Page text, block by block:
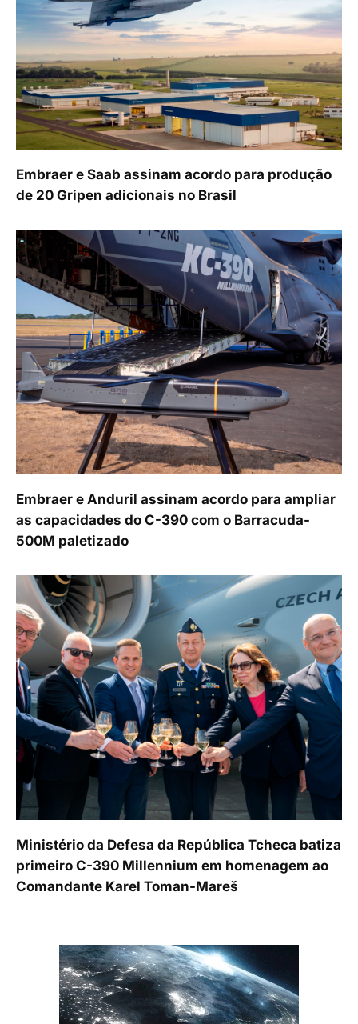
Embraer e Saab assinam acordo para produção
de 20 Gripen adicionais no Brasil
Embraer e Anduril assinam acordo para ampliar
as capacidades do C-390 com o Barracuda-
500M paletizado
Ministério da Defesa da República Tcheca batiza
primeiro C-390 Millennium em homenagem ao
Comandante Karel Toman-Mareš